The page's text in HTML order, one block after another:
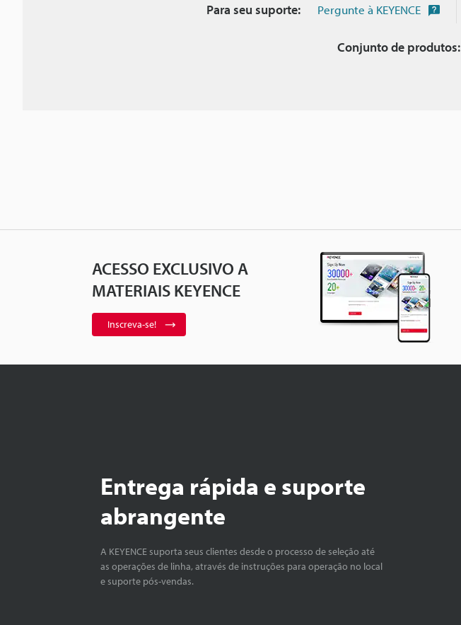
Para seu suporte: Pergunte à KEYENCE
Conjunto de produtos:
ACESSO EXCLUSIVO A
MATERIAIS KEYENCE
Inscreva-se!
Entrega rápida e suporte
abrangente
A KEYENCE suporta seus clientes desde o processo de seleção até
as operações de linha, através de instruções para operação no local
e suporte pós-vendas.